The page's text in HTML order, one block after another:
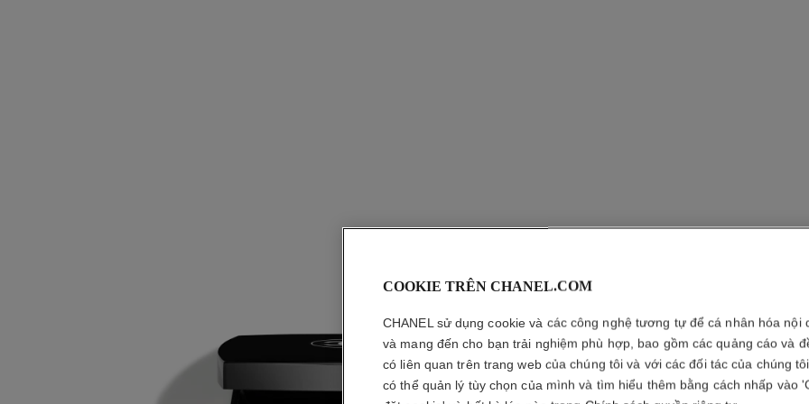
JOUES
Phấn Má Hồng
Xem thêm chi tiết
Tham chiếu
COOKIE TRÊN CHANEL.COM
CHANEL sử dụng cookie và các công nghệ tương tự để cá nhân hóa nội
và mang đến cho bạn trải nghiệm phù hợp, bao gồm các quảng cáo và
có liên quan trên trang web của chúng tôi và với các đối tác của chúng
có thể quản lý tùy chọn của mình và tìm hiểu thêm bằng cách nhấp vào